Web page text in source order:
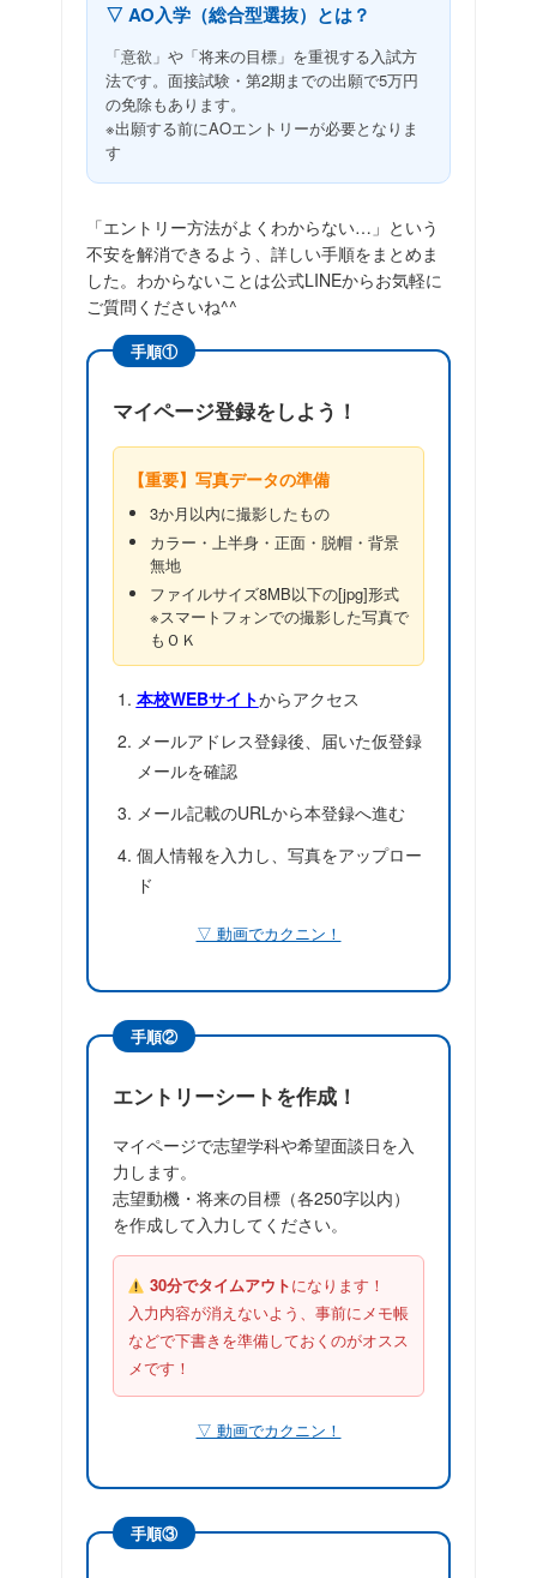
▽ AO入学（総合型選抜）とは？
「意欲」や「将来の目標」を重視する入試方
法です。面接試験・第2期までの出願で5万円
の免除もあります。
※出願する前にAOエントリーが必要となりま
す
「エントリー方法がよくわからない…」という
不安を解消できるよう、詳しい手順をまとめま
した。わからないことは公式LINEからお気軽に
ご質問くださいね^^
手順①
マイページ登録をしよう！
【重要】写真データの準備
3か月以内に撮影したもの
カラー・上半身・正面・脱帽・背景
無地
ファイルサイズ8MB以下の[jpg]形式
※スマートフォンでの撮影した写真で
もＯＫ
本校WEBサイトからアクセス
メールアドレス登録後、届いた仮登録
メールを確認
メール記載のURLから本登録へ進む
個人情報を入力し、写真をアップロー
ド
▽ 動画でカクニン！
手順②
エントリーシートを作成！
マイページで志望学科や希望面談日を入
力します。
志望動機・将来の目標（各250字以内）
を作成して入力してください。
30分でタイムアウトになります！
入力内容が消えないよう、事前にメモ帳
などで下書きを準備しておくのがオスス
メです！
▽ 動画でカクニン！
手順③